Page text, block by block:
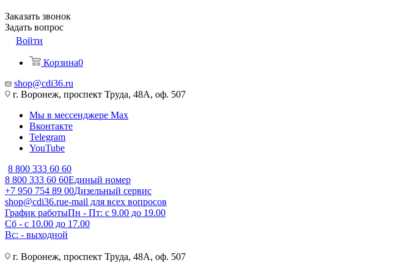
Заказать звонок
Задать вопрос
Войти
Корзина0
shop@cdi36.ru
г. Воронеж, проспект Труда, 48А, оф. 507
Мы в мессенджере Max
Вконтакте
Telegram
YouTube
8 800 333 60 60
8 800 333 60 60Единый номер
+7 950 754 89 00Дизельный сервис
shop@cdi36.rue-mail для всех вопросов
График работыПн - Пт: с 9.00 до 19.00
Сб - с 10.00 до 17.00
Вс: - выходной
г. Воронеж, проспект Труда, 48А, оф. 507